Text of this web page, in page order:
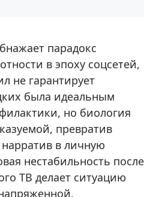
парадокс
в эпоху соцсетей,
не гарантирует
была идеальным
но биология
превратив
в личную
нестабильность после
ТВ делает ситуацию